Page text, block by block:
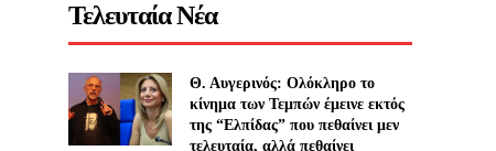
Τελευταία Νέα
Θ. Αυγερινός: Ολόκληρο το
κίνημα των Τεμπών έμεινε εκτός
της “Ελπίδας” που πεθαίνει μεν
τελευταία, αλλά πεθαίνει